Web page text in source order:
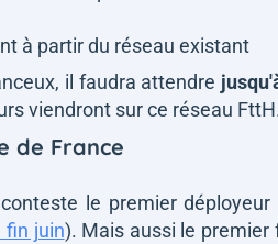
à partir du réseau existant
il faudra attendre
viendront sur ce réseau
de France
le premier
fin juin). Mais aussi le premier